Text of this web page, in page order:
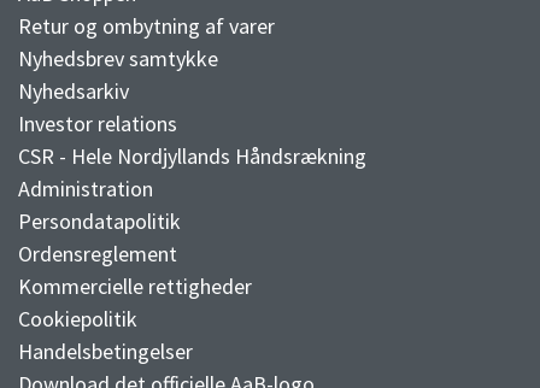
Retur og ombytning af varer
Nyhedsbrev samtykke
Nyhedsarkiv
Investor relations
CSR - Hele Nordjyllands Håndsrækning
Administration
Persondatapolitik
Ordensreglement
Kommercielle rettigheder
Cookiepolitik
Handelsbetingelser